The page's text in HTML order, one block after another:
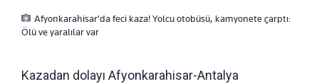
Afyonkarahisar'da feci kaza! Yolcu otobüsü, kamyonete çarptı:
Ölü ve yaralılar var
Kazadan dolayı Afyonkarahisar-Antalya